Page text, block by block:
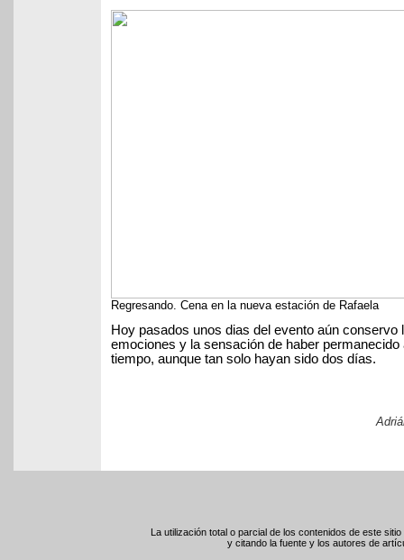
Regresando. Cena en la nueva estación de Rafaela
Hoy pasados unos dias del evento aún conservo
emociones y la sensación de haber permanecido
tiempo, aunque tan solo hayan sido dos días.
La utilización total o parcial de los contenidos de este
y citando la fuente y los autores de